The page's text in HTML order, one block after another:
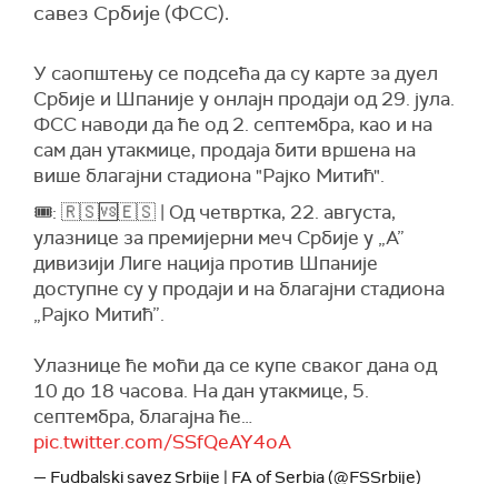
савез Србије (ФСС).
У саопштењу се подсећа да су карте за дуел
Србије и Шпаније у онлајн продаји од 29. јула.
ФСС наводи да ће од 2. септембра, као и на
сам дан утакмице, продаја бити вршена на
више благајни стадиона "Рајко Митић".
🎟️: 🇷🇸🆚🇪🇸 | Од четвртка, 22. августа,
улазнице за премијерни меч Србије у „А”
дивизији Лиге нација против Шпаније
доступне су у продаји и на благајни стадиона
„Рајко Митић”.
Улазнице ће моћи да се купе сваког дана од
10 до 18 часова. На дан утакмице, 5.
септембра, благајна ће…
pic.twitter.com/SSfQeAY4oA
— Fudbalski savez Srbije | FA of Serbia (@FSSrbije)